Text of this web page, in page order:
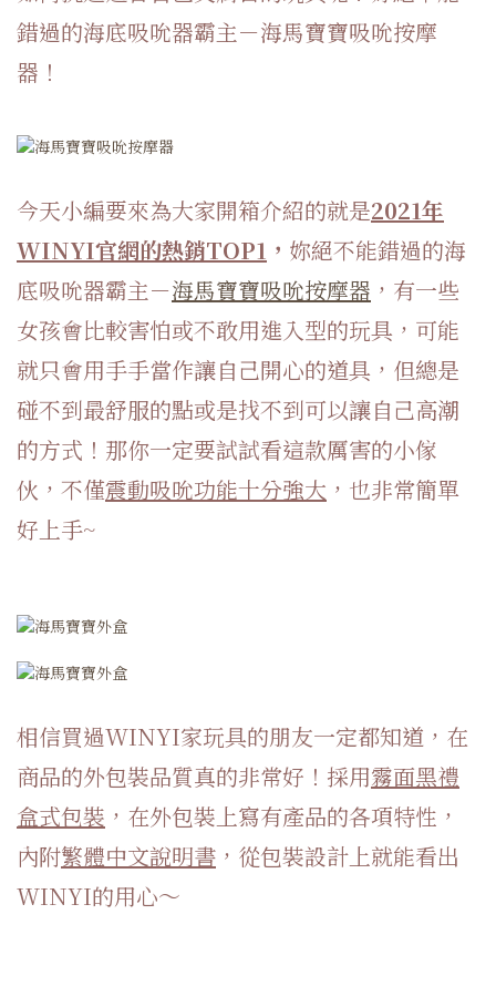
錯過的海底吸吮器霸主－海馬寶寶吸吮按摩
器！
今天小編要來為大家開箱介紹的就是2021年
WINYI官網的熱銷TOP1 ， 妳絕不能錯過的海
底吸吮器霸主－海馬寶寶吸吮按摩器 ， 有一些
女孩會比較害怕或不敢用進入型的玩具， 可能
就只會用手手當作讓自己開心的道具， 但總是
碰不到最舒服的點或是找不到可以讓自己高潮
的方式！ 那你一定要試試看這款厲害的小傢
伙，不僅震動吸吮功能十分強大 ，也非常簡單
好上手~
相信買過WINYI家玩具的朋友一定都知道， 在
商品的外包裝品質真的非常好！ 採用霧面黑禮
盒式包裝 ， 在外包裝上寫有產品的各項特性，
內附繁體中文說明書 ， 從包裝設計上就能看出
WINYI的用心～